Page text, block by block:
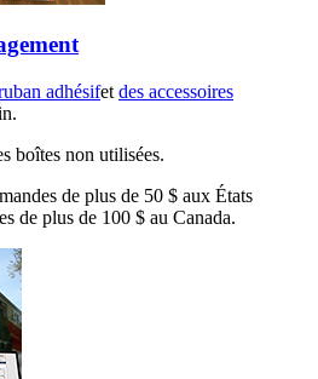
adhésifet des accessoires
boîtes non utilisées.
de plus de 50 $ aux États
de plus de 100 $ au Canada.